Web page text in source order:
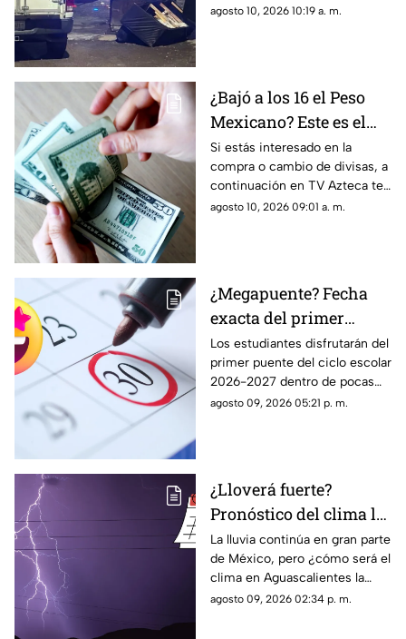
Aguascalientes que dejó dos
agosto 10, 2026 10:19 a. m.
¿Bajó a los 16 el Peso
Mexicano? Este es el
precio del dólar en
Aguascalientes hoy 10
de agosto de 2026
Si estás interesado en la
compra o cambio de divisas, a
continuación en TV Azteca te
informamos cuál es el precio
agosto 10, 2026 09:01 a. m.
¿Megapuente? Fecha
exacta del primer
puente del ciclo escolar
2026-2027 en
Aguascalientes
Los estudiantes disfrutarán del
primer puente del ciclo escolar
2026-2027 dentro de pocas
semanas; te contamos la fecha
agosto 09, 2026 05:21 p. m.
¿Lloverá fuerte?
Pronóstico del clima la
semana del 10 al 15 de
agosto en
Aguascalientes
La lluvia continúa en gran parte
de México, pero ¿cómo será el
clima en Aguascalientes la
semana del 10 al 15 de agosto?
agosto 09, 2026 02:34 p. m.